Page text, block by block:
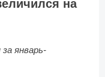
на
январь-